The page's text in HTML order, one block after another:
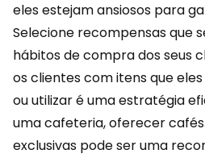
eles estejam ansiosos para
Selecione recompensas que
hábitos de compra dos seus
os clientes com itens que
ou utilizar é uma estratégia
uma cafeteria, oferecer
exclusivas pode ser uma